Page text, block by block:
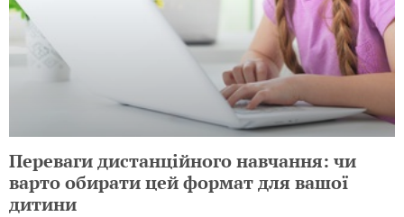
Переваги дистанційного навчання: чи
варто обирати цей формат для вашої
дитини